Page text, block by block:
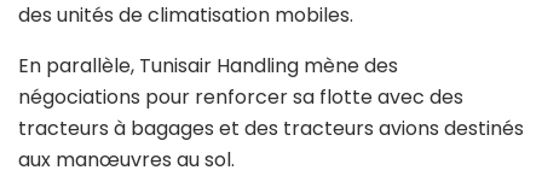
des unités de climatisation mobiles.
En parallèle, Tunisair Handling mène des
négociations pour renforcer sa flotte avec des
tracteurs à bagages et des tracteurs avions destinés
aux manœuvres au sol.